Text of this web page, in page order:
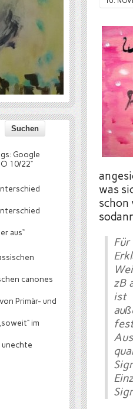
was
schon
zB
ist
Google
10/22“
aus“
canones
Primär- und
im
unechte